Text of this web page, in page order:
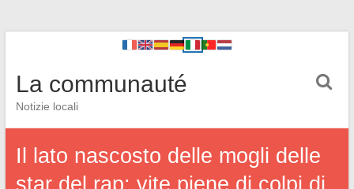
La communauté
Notizie locali
Il lato nascosto delle mogli delle
star del rap: vite piene di colpi di